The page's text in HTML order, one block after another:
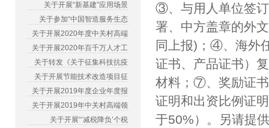
关于开展“新基建”应用场景
关于参加“中国智造服务生态
关于开展2020年度中关村高端
关于开展2020年百千万人才工
关于转发《关于征集科技抗疫
关于开展节能技术改造项目征
关于开展2019年度企业年度报
关于开展2019年中关村高端领
关于开展“‘减税降负’个税
③、与用人单位签
署、中方盖章的外
同上报)；④、海外
证书、产品证书）
材料；⑦、奖励证
证明和出资比例证
于50%）。另请提